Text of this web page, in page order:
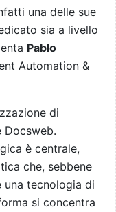
una delle sue
sia a livello
Pablo
Automation &
di
Docsweb.
è centrale,
che, sebbene
una tecnologia di
si concentra